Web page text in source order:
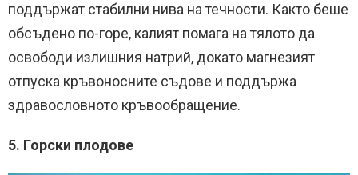
поддържат стабилни нива на течности. Както беше
обсъдено по-горе, калият помага на тялото да
освободи излишния натрий, докато магнезият
отпуска кръвоносните съдове и поддържа
здравословното кръвообращение.
5. Горски плодове